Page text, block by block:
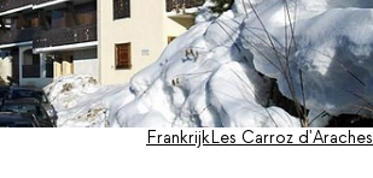
FrankrijkLes Carroz d'Araches